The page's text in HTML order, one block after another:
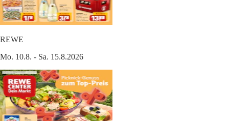
REWE
Mo. 10.8. - Sa. 15.8.2026